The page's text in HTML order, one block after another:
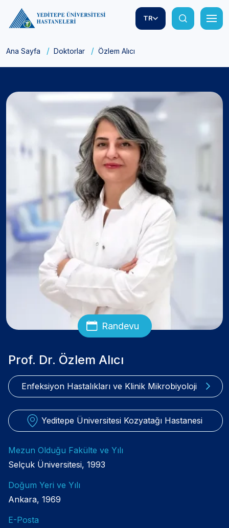
TR
Ana Sayfa Doktorlar Özlem Alıcı
Randevu
Prof. Dr. Özlem Alıcı
Enfeksiyon Hastalıkları ve Klinik Mikrobiyoloji
Yeditepe Üniversitesi Kozyatağı Hastanesi
Mezun Olduğu Fakülte ve Yılı
Selçuk Üniversitesi, 1993
Doğum Yeri ve Yılı
Ankara, 1969
E-Posta